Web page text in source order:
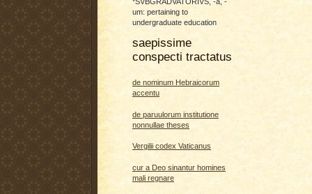
um: pertaining to
undergraduate education
saepissime
conspecti tractatus
de nominum Hebraicorum
accentu
de paruulorum institutione
nonnullae theses
Vergilii codex Vaticanus
cur a Deo sinantur homines
mali regnare